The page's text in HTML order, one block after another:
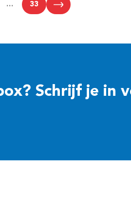
… 33
Schrijf je in